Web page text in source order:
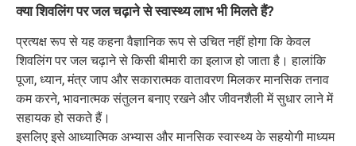
क्या शिवलिंग पर जल चढ़ाने से स्वास्थ्य लाभ भी मिलते हैं?
प्रत्यक्ष रूप से यह कहना वैज्ञानिक रूप से उचित नहीं होगा कि केवल
शिवलिंग पर जल चढ़ाने से किसी बीमारी का इलाज हो जाता है। हालांकि
पूजा, ध्यान, मंत्र जाप और सकारात्मक वातावरण मिलकर मानसिक तनाव
कम करने, भावनात्मक संतुलन बनाए रखने और जीवनशैली में सुधार लाने में
सहायक हो सकते हैं।
इसलिए इसे आध्यात्मिक अभ्यास और मानसिक स्वास्थ्य के सहयोगी माध्यम